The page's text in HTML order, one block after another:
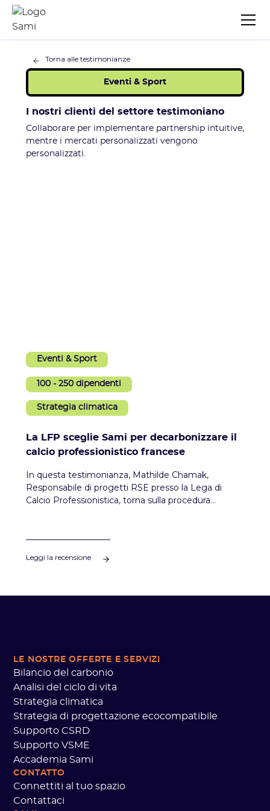
Torna alle testimonianze
Eventi & Sport
I nostri clienti del settore testimoniano
Collaborare per implementare partnership intuitive,
mentre i mercati personalizzati vengono
personalizzati.
Eventi & Sport
100 - 250 dipendenti
Strategia climatica
La LFP sceglie Sami per decarbonizzare il
calcio professionistico francese
In questa testimonianza, Mathilde Chamak,
Responsabile di progetti RSE presso la Lega di
Calcio Professionistica, torna sulla procedura
costruire una guida metodologica e proporre una
ai club professionistici.
Leggi la recensione
LE NOSTRE OFFERTE E SERVIZI
Bilancio del carbonio
Analisi del ciclo di vita
Strategia climatica
Strategia di progettazione ecocompatibile
Supporto CSRD
Supporto VSME
Accademia Sami
CONTATTO
Connettiti al tuo spazio
Contattaci